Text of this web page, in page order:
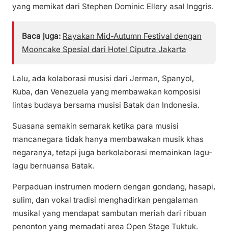
yang memikat dari Stephen Dominic Ellery asal Inggris.
Baca juga: Rayakan Mid-Autumn Festival dengan
Mooncake Spesial dari Hotel Ciputra Jakarta
Lalu, ada kolaborasi musisi dari Jerman, Spanyol,
Kuba, dan Venezuela yang membawakan komposisi
lintas budaya bersama musisi Batak dan Indonesia.
Suasana semakin semarak ketika para musisi
mancanegara tidak hanya membawakan musik khas
negaranya, tetapi juga berkolaborasi memainkan lagu-
lagu bernuansa Batak.
Perpaduan instrumen modern dengan gondang, hasapi,
sulim, dan vokal tradisi menghadirkan pengalaman
musikal yang mendapat sambutan meriah dari ribuan
penonton yang memadati area Open Stage Tuktuk.